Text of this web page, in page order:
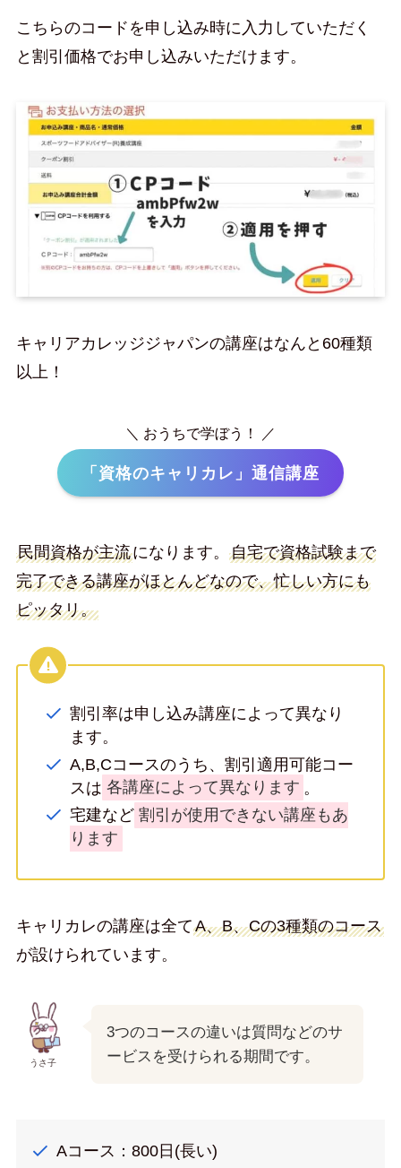
こちらのコードを申し込み時に入力していただく
と割引価格でお申し込みいただけます。
キャリアカレッジジャパンの講座はなんと60種類
以上！
＼ おうちで学ぼう！ ／
「資格のキャリカレ」通信講座
民間資格が主流になります。 自宅で資格試験まで
完了できる講座がほとんどなので、忙しい方にも
ピッタリ。
割引率は申し込み講座によって異なり
ます。
A,B,Cコースのうち、割引適用可能コー
スは 各講座によって異なります 。
宅建など 割引が使用できない講座もあ
ります
キャリカレの講座は全てA、B、Cの3種類のコース
が設けられています。
うさ子
3つのコースの違いは質問などのサ
ービスを受けられる期間です。
Aコース：800日(長い)